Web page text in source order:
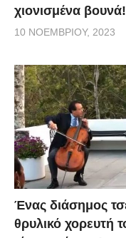
χιονισμένα βουνά!
10 ΝΟΕΜΒΡΊΟΥ, 2023
Ένας διάσημος
θρυλικό χορευτή